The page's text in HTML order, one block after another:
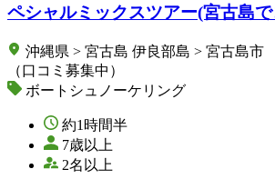
ペシャルミックスツアー(宮古島で
沖縄県 > 宮古島 伊良部島 > 宮古島市
（口コミ募集中）
ボートシュノーケリング
約1時間半
7歳以上
2名以上